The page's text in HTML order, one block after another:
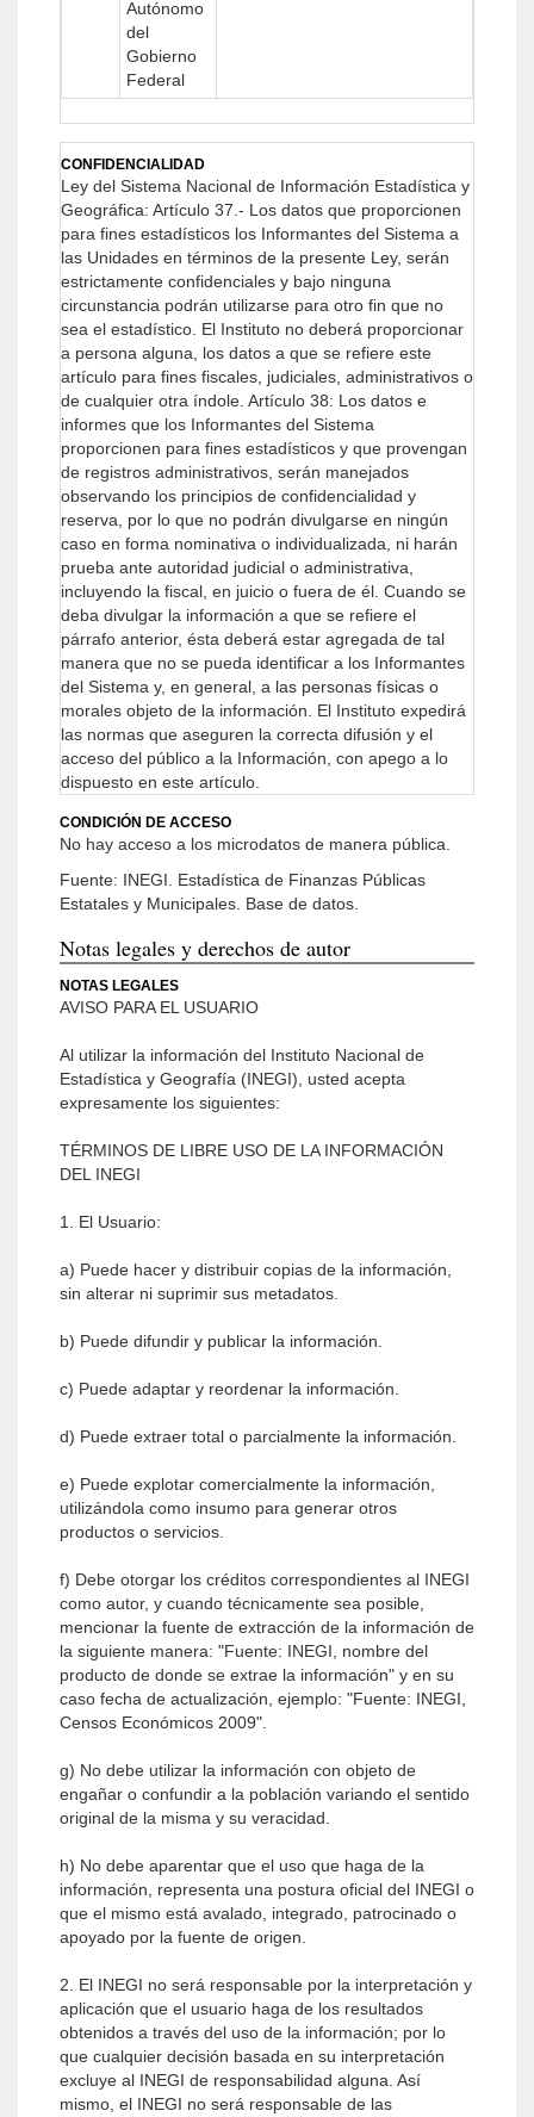
Autónomo
del
Gobierno
Federal
CONFIDENCIALIDAD
Ley del Sistema Nacional de Información Estadística y
Geográfica: Artículo 37.- Los datos que proporcionen
para fines estadísticos los Informantes del Sistema a
las Unidades en términos de la presente Ley, serán
estrictamente confidenciales y bajo ninguna
circunstancia podrán utilizarse para otro fin que no
sea el estadístico. El Instituto no deberá proporcionar
a persona alguna, los datos a que se refiere este
artículo para fines fiscales, judiciales, administrativos o
de cualquier otra índole. Artículo 38: Los datos e
informes que los Informantes del Sistema
proporcionen para fines estadísticos y que provengan
de registros administrativos, serán manejados
observando los principios de confidencialidad y
reserva, por lo que no podrán divulgarse en ningún
caso en forma nominativa o individualizada, ni harán
prueba ante autoridad judicial o administrativa,
incluyendo la fiscal, en juicio o fuera de él. Cuando se
deba divulgar la información a que se refiere el
párrafo anterior, ésta deberá estar agregada de tal
manera que no se pueda identificar a los Informantes
del Sistema y, en general, a las personas físicas o
morales objeto de la información.
El Instituto expedirá
las normas que aseguren la correcta difusión y el
acceso del público a la Información, con apego a lo
dispuesto en este artículo.
CONDICIÓN DE ACCESO
No hay acceso a los microdatos de manera pública.
Fuente: INEGI. Estadística de Finanzas Públicas
Estatales y Municipales. Base de datos.
Notas legales y derechos de autor
NOTAS LEGALES
AVISO PARA EL USUARIO
Al utilizar la información del Instituto Nacional de
Estadística y Geografía (INEGI), usted acepta
expresamente los siguientes:
TÉRMINOS DE LIBRE USO DE LA INFORMACIÓN
DEL INEGI
1. El Usuario:
a) Puede hacer y distribuir copias de la información,
sin alterar ni suprimir sus metadatos.
b) Puede difundir y publicar la información.
c) Puede adaptar y reordenar la información.
d) Puede extraer total o parcialmente la información.
e) Puede explotar comercialmente la información,
utilizándola como insumo para generar otros
productos o servicios.
f) Debe otorgar los créditos correspondientes al INEGI
como autor, y cuando técnicamente sea posible,
mencionar la fuente de extracción de la información de
la siguiente manera: "Fuente: INEGI, nombre del
producto de donde se extrae la información" y en su
caso fecha de actualización, ejemplo: "Fuente: INEGI,
Censos Económicos 2009".
g) No debe utilizar la información con objeto de
engañar o confundir a la población variando el sentido
original de la misma y su veracidad.
h) No debe aparentar que el uso que haga de la
información, representa una postura oficial del INEGI o
que el mismo está avalado, integrado, patrocinado o
apoyado por la fuente de origen.
2. El INEGI no será responsable por la interpretación y
aplicación que el usuario haga de los resultados
obtenidos a través del uso de la información; por lo
que cualquier decisión basada en su interpretación
excluye al INEGI de responsabilidad alguna. Así
mismo, el INEGI no será responsable de las